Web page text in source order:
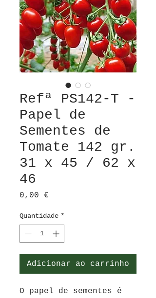
Refª PS142-T -
Papel de
Sementes de
Tomate 142 gr.
31 x 45 / 62 x
46
0,00 €
Quantidade *
Adicionar ao carrinho
O papel de sementes é